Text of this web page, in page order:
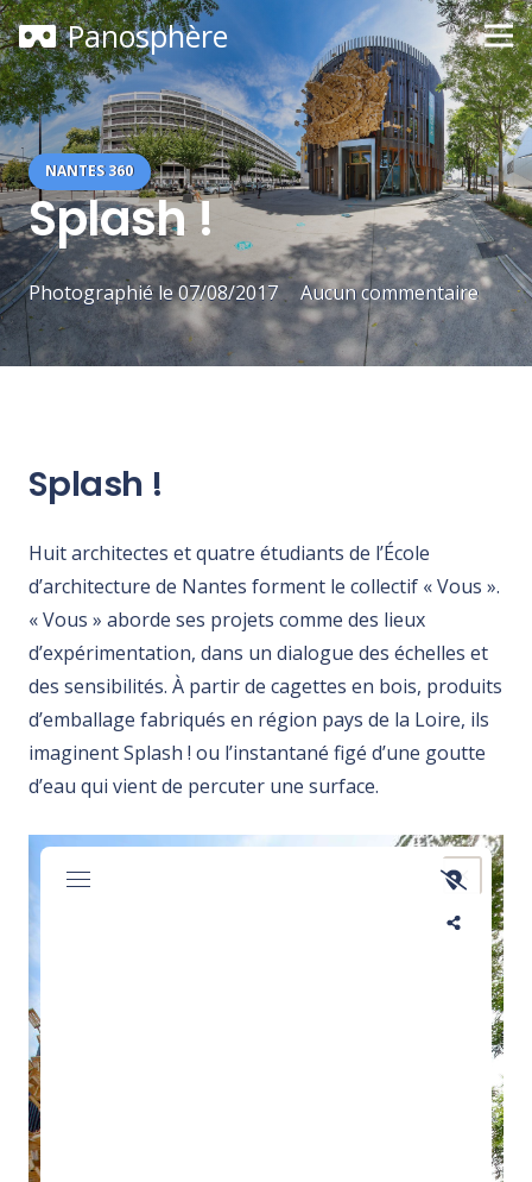
Panosphère
NANTES 360
Splash !
Photographié le07/08/2017 Aucun commentaire
Splash !
Huit architectes et quatre étudiants de l’École
d’architecture de Nantes forment le collectif « Vous ».
« Vous » aborde ses projets comme des lieux
d’expérimentation, dans un dialogue des échelles et
des sensibilités. À partir de cagettes en bois, produits
d’emballage fabriqués en région pays de la Loire, ils
imaginent Splash ! ou l’instantané figé d’une goutte
d’eau qui vient de percuter une surface.